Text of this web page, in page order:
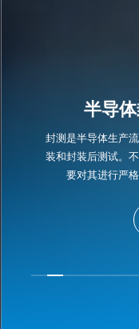
半导
封测是半导体生产
装和封装后测试。
要对其进行严